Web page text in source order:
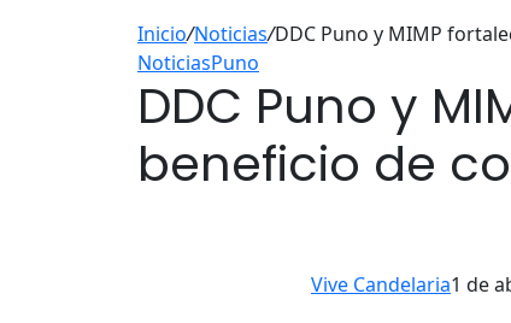
Inicio/Noticias/DDC Puno y MIMP
NoticiasPuno
DDC Puno y
beneficio de
Vive Candelaria1 de